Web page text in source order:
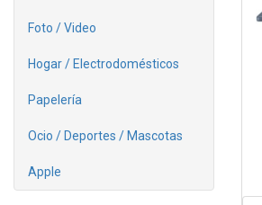
Foto / Video
Hogar / Electrodomésticos
Papelería
Ocio / Deportes / Mascotas
Apple